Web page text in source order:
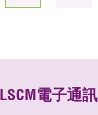
LSCM電子通訊